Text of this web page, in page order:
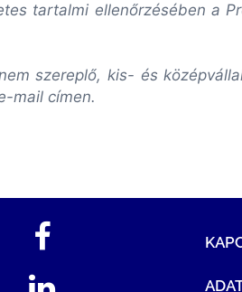
tartalmi ellenőrzésében a
szereplő, kis- és
mail címen.